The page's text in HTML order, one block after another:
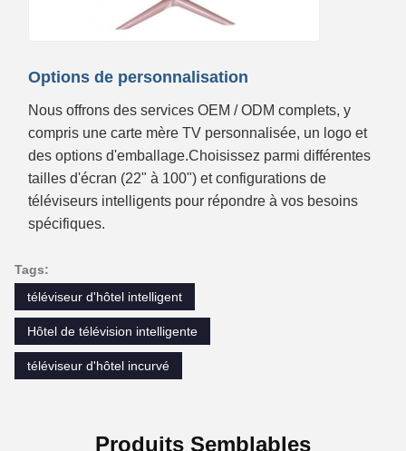
Options de personnalisation
Nous offrons des services OEM / ODM complets, y
compris une carte mère TV personnalisée, un logo et
des options d'emballage.Choisissez parmi différentes
tailles d'écran (22" à 100") et configurations de
téléviseurs intelligents pour répondre à vos besoins
spécifiques.
Tags:
téléviseur d'hôtel intelligent
Hôtel de télévision intelligente
téléviseur d'hôtel incurvé
Produits Semblables